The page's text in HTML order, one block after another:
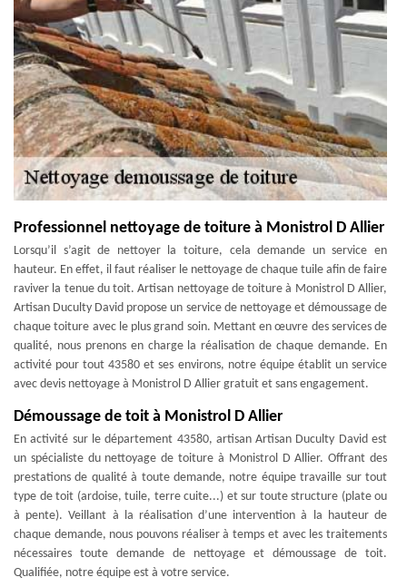
Professionnel nettoyage de toiture à Monistrol D Allier
Lorsqu’il s’agit de nettoyer la toiture, cela demande un service en
hauteur. En effet, il faut réaliser le nettoyage de chaque tuile afin de faire
raviver la tenue du toit. Artisan nettoyage de toiture à Monistrol D Allier,
Artisan Duculty David propose un service de nettoyage et démoussage de
chaque toiture avec le plus grand soin. Mettant en œuvre des services de
qualité, nous prenons en charge la réalisation de chaque demande. En
activité pour tout 43580 et ses environs, notre équipe établit un service
avec devis nettoyage à Monistrol D Allier gratuit et sans engagement.
Démoussage de toit à Monistrol D Allier
En activité sur le département 43580, artisan Artisan Duculty David est
un spécialiste du nettoyage de toiture à Monistrol D Allier. Offrant des
prestations de qualité à toute demande, notre équipe travaille sur tout
type de toit (ardoise, tuile, terre cuite...) et sur toute structure (plate ou
à pente). Veillant à la réalisation d’une intervention à la hauteur de
chaque demande, nous pouvons réaliser à temps et avec les traitements
nécessaires toute demande de nettoyage et démoussage de toit.
Qualifiée, notre équipe est à votre service.